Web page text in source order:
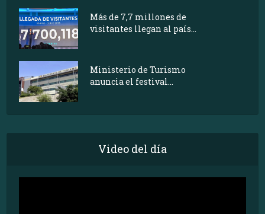
Más de 7,7 millones de
visitantes llegan al país...
Ministerio de Turismo
anuncia el festival...
Video del día